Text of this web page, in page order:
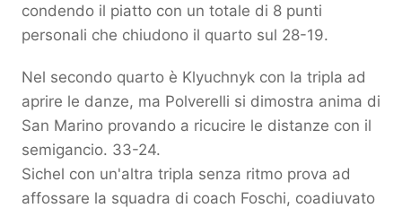
condendo il piatto con un totale di 8 punti
personali che chiudono il quarto sul 28-19.
Nel secondo quarto è Klyuchnyk con la tripla ad
aprire le danze, ma Polverelli si dimostra anima di
San Marino provando a ricucire le distanze con il
semigancio. 33-24.
Sichel con un'altra tripla senza ritmo prova ad
affossare la squadra di coach Foschi, coadiuvato